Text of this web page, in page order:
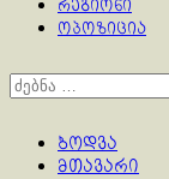
რეგიონი
ოპოზიცია
ძებნა:
ბოდვა
მთავარი